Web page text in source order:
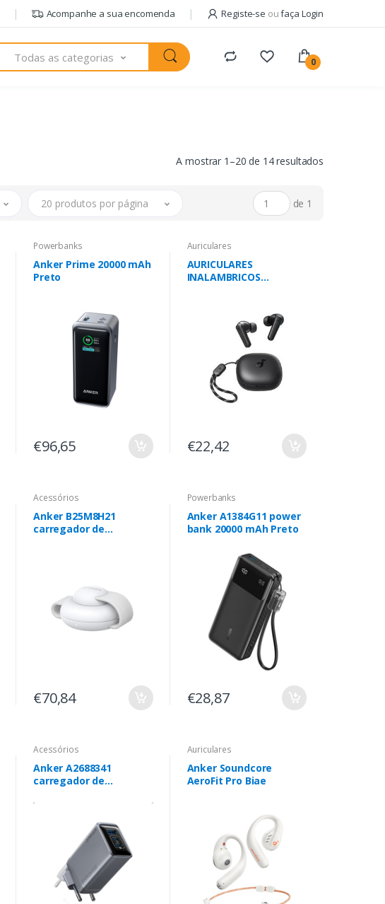
Acompanhe a sua encomenda Registe-se oufaça Login
Todas as categorias 0
A mostrar 1–20 de 14 resultados
20 produtos por página de 1
Powerbanks
Anker Prime 20000 mAh
Preto
€96,65
Auriculares
AURICULARES
INALAMBRICOS
€22,42
Acessórios
Anker B25M8H21
carregador de
Smartwatch Branco
Carregamento wireless
Carregamento rápido
Interior
€70,84
Powerbanks
Anker A1384G11 power
bank 20000 mAh Preto
€28,87
Acessórios
Anker A2688341
carregador de
Universal Preto AC
Auriculares
Anker Soundcore
AeroFit Pro Biae